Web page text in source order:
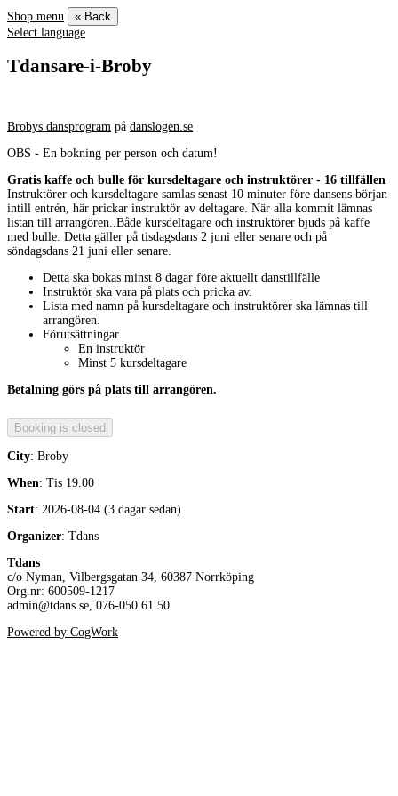
Shop menu
« Back
Select language
Tdansare-i-Broby
Brobys dansprogram på danslogen.se
OBS - En bokning per person och datum!
Gratis kaffe och bulle för kursdeltagare och instruktörer - 16 tillfällen
Instruktörer och kursdeltagare samlas senast 10 minuter före dansens början
intill entrén, här prickar instruktör av deltagare. När alla kommit lämnas
listan till arrangören..Både kursdeltagare och instruktörer bjuds på kaffe
med bulle. Detta gäller på tisdagsdans 2 juni eller senare och på
söndagsdans 21 juni eller senare.
Detta ska bokas minst 8 dagar före aktuellt danstillfälle
Instruktör ska vara på plats och pricka av.
Lista med namn på kursdeltagare och instruktörer ska lämnas till
arrangören.
Förutsättningar
En instruktör
Minst 5 kursdeltagare
Betalning görs på plats till arrangören.
City: Broby
When: Tis 19.00
Start: 2026-08-04 (3 dagar sedan)
Organizer: Tdans
Tdans
c/o Nyman, Vilbergsgatan 34, 60387 Norrköping
Org.nr: 600509-1217
admin@tdans.se, 076-050 61 50
Powered by CogWork